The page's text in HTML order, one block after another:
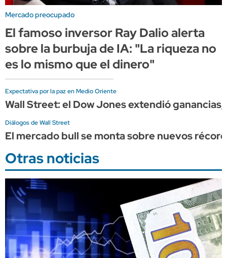
Mercado preocupado
El famoso inversor Ray Dalio alerta
sobre la burbuja de IA: "La riqueza no
es lo mismo que el dinero"
Expectativa por la paz en Medio Oriente
Wall Street: el Dow Jones extendió
Diálogos de Wall Street
El mercado bull se monta sobre nuevos
Otras noticias